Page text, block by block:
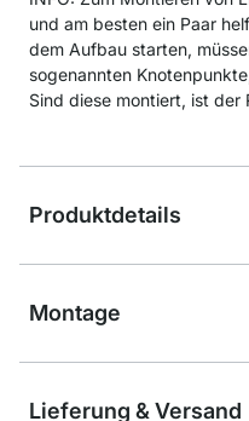
und am besten ein Paar
dem Aufbau starten,
sogenannten
Sind diese montiert, ist der
Produktdetails
Montage
Lieferung & Versand